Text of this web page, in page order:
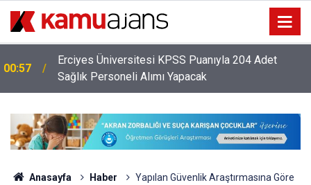
00:57
Erciyes Üniversitesi KPSS Puanıyla 204 Adet
Sağlık Personeli Alımı Yapacak
Anasayfa Haber
Yapılan Güvenlik Araştırmasına Göre